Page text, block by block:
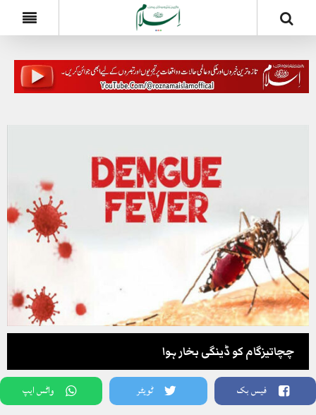
چچاتیزگام کو ڈینگی بخار ہوا
فیس بک ٹویٹر واٹس ایپ